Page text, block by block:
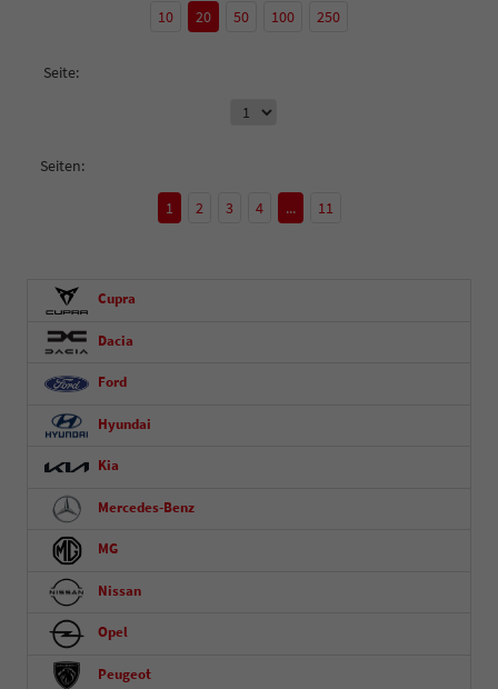
10 20 50 100 250
Seite:
Seiten:
1 2 3 4 ... 11
Cupra
Dacia
Ford
Hyundai
Kia
Mercedes-Benz
MG
Nissan
Opel
Peugeot